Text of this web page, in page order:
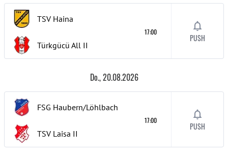
TSV Haina
Türkgücü All II
17:00
PUSH
Do., 20.08.2026
FSG Haubern/Löhlbach
TSV Laisa II
17:00
PUSH